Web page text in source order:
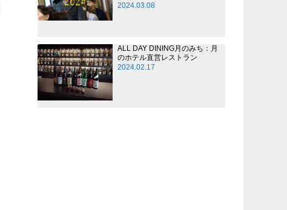
2024.03.08
ALL DAY DINING月のみち：月
のホテル直営レストラン
2024.02.17